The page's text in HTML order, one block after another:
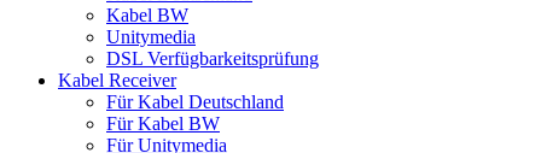
Kabel BW
Unitymedia
DSL Verfügbarkeitsprüfung
Kabel Receiver
Für Kabel Deutschland
Für Kabel BW
Für Unitymedia